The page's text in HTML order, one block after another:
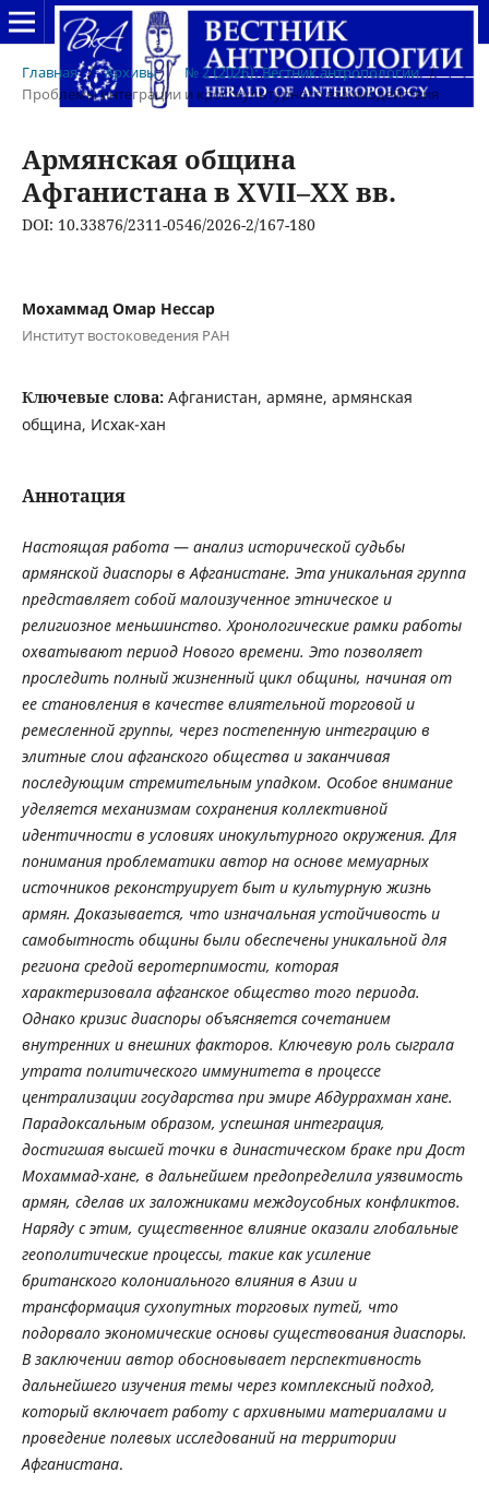
Главная / Архивы / № 2 (2026): Вестник антропологии /
Проблемы интеграции и кросскультурного взаимодействия
Армянская община
Афганистана в XVII–XX вв.
DOI: 10.33876/2311-0546/2026-2/167-180
Мохаммад Омар Нессар
Институт востоковедения РАН
Ключевые слова: Афганистан, армяне, армянская
община, Исхак-хан
Аннотация
Настоящая работа —анализ исторической судьбы
армянской диаспоры в Афганистане. Эта уникальная группа
представляет собой малоизученное этническое и
религиозное меньшинство. Хронологические рамки работы
охватывают период Нового времени. Это позволяет
проследить полный жизненный цикл общины, начиная от
ее становления в качестве влиятельной торговой и
ремесленной группы, через постепенную интеграцию в
элитные слои афганского общества и заканчивая
последующим стремительным упадком. Особое внимание
уделяется механизмам сохранения коллективной
идентичности в условиях инокультурного окружения. Для
понимания проблематики автор на основе мемуарных
источников реконструирует быт и культурную жизнь
армян. Доказывается, что изначальная устойчивость и
самобытность общины были обеспечены уникальной для
региона средой веротерпимости, которая
характеризовала афганское общество того периода.
Однако кризис диаспоры объясняется сочетанием
внутренних и внешних факторов. Ключевую роль сыграла
утрата политического иммунитета в процессе
централизации государства при эмире Абдуррахман хане.
Парадоксальным образом, успешная интеграция,
достигшая высшей точки в династическом браке при Дост
Мохаммад-хане, в дальнейшем предопределила уязвимость
армян, сделав их заложниками междоусобных конфликтов.
Наряду с этим, существенное влияние оказали глобальные
геополитические процессы, такие как усиление
британского колониального влияния в Азии и
трансформация сухопутных торговых путей, что
подорвало экономические основы существования диаспоры.
В заключении автор обосновывает перспективность
дальнейшего изучения темы через комплексный подход,
который включает работу с архивными материалами и
проведение полевых исследований на территории
Афганистана.